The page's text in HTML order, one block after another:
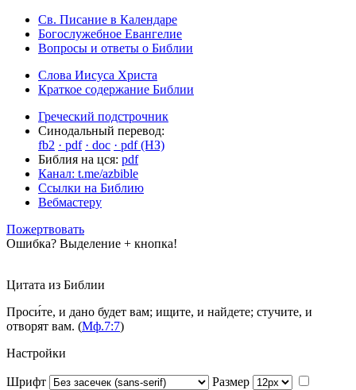
Св. Писание в Календаре
Богослужебное Евангелие
Вопросы и ответы о Библии
Слова Иисуса Христа
Краткое содержание Библии
Греческий подстрочник
Синодальный перевод:
fb2 · pdf · doc · pdf (НЗ)
Библия на цся: pdf
Канал: t.me/azbible
Ссылки на Библию
Вебмастеру
Пожертвовать
Ошибка? Выделение + кнопка!
Цитата из Библии
Проси́те, и дано будет вам; ищите, и найдете; стучите, и
отворят вам. (Мф.7:7)
Настройки
Шрифт
Размер